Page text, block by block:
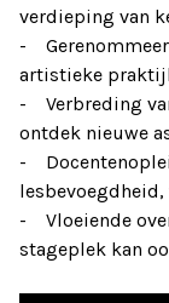
verdieping van
-
artistieke
- Verbreding
ontdek nieuwe
-
lesbevoegdheid,
- Vloeiende
stageplek kan